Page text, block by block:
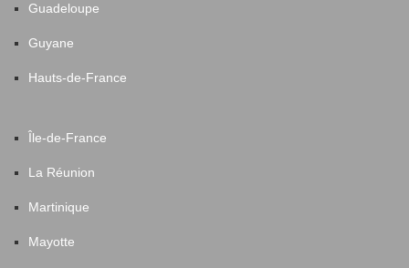
Guadeloupe
Guyane
Hauts-de-France
Île-de-France
La Réunion
Martinique
Mayotte